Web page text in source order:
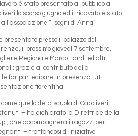
è stato presentato al pubblico al
lo scorso giugno ed il ricavato è stato
“I sogni di Anna”.
presentato presso il palazzo del
il prossimo giovedì 7 settembre,
Regionale Marco Landi ed altri
grazie al contributo della
far partecipare in presenza tutti i
fiorentina.
quello della scuola di Capoliveri
– ha dichiarato la Direttrice della
che accompagnerà i ragazzi per
– trattandosi di iniziative